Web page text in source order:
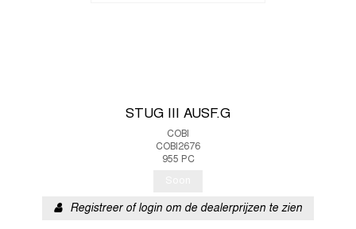
STUG III AUSF.G
COBI
COBI2676
955 PC
Registreer of login om de dealerprijzen te zien